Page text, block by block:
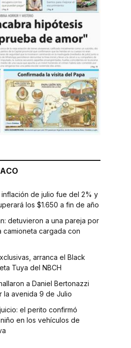
inflación de julio fue del 2% y
los $1.650 a fin de año
detuvieron a una pareja por
camioneta cargada con
arranca el Black
Tuya del NBCH
a Daniel Bertonazzi
la avenida 9 de Julio
el perito confirmó
en los vehículos de